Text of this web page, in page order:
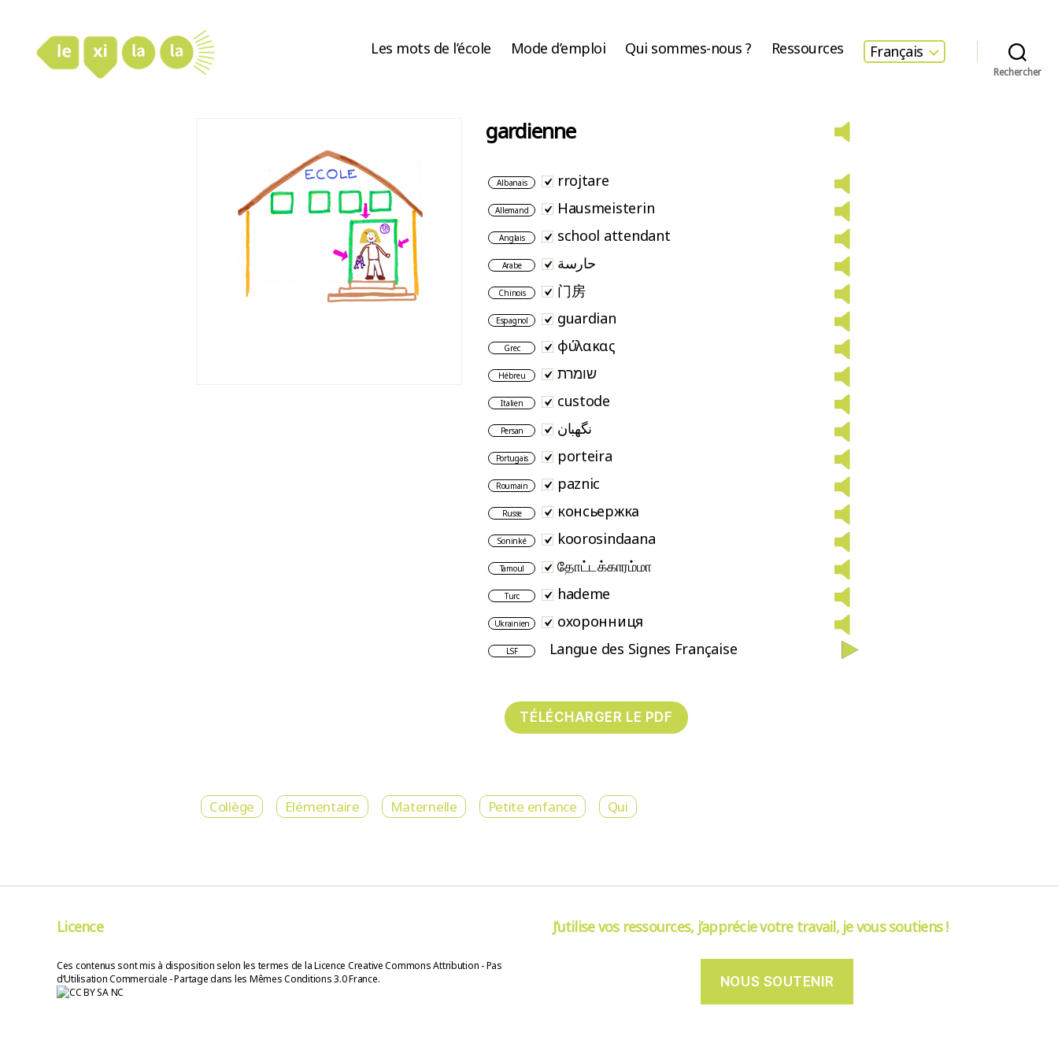
Les mots de l’école Mode d’emploi Qui sommes-nous ? Ressources Français
Rechercher
gardienne
Albanais rrojtare
Allemand Hausmeisterin
Anglais school attendant
Arabe حارسة
Chinois 门房
Espagnol guardian
Grec φύλακας
Hébreu שומרת
Italien custode
Persan نگهبان
Portugais porteira
Roumain paznic
Russe консьержка
Soninké koorosindaana
Tamoul தோட்டக்காரம்மா
Turc hademe
Ukrainien охоронниця
LSF Langue des Signes Française
Collège Elémentaire Maternelle Petite enfance Qui
Licence
Ces contenus sont mis à disposition selon les termes de la Licence Creative Commons Attribution - Pas
d’Utilisation Commerciale - Partage dans les Mêmes Conditions 3.0 France.
J’utilise vos ressources, j’apprécie votre travail, je vous soutiens !
NOUS SOUTENIR